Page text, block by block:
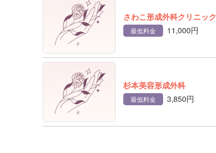
さわこ形成外科クリニック
最低料金 11,000円
杉本美容形成外科
最低料金 3,850円